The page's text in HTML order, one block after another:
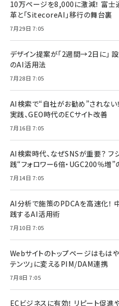
10万ページを8,000に激減！ 富士
革と「SitecoreAI」移行の舞台裏
7月29日 7:05
デザイン提案が「2週間→2日に」
のAI活用法
7月28日 7:05
AI検索で“自社がお勧め”されない
実践、GEO時代のECサイト改善
7月16日 7:05
AI検索時代、なぜSNSが重要？ フ
践“フォロワー6倍・UGC200％増”
7月14日 7:05
AI分析で施策のPDCAを高速化
践するAI活用術
7月10日 7:05
Webサイトのトップページはもは
テンツ」に変えるPIM/DAM連携
7月8日 7:05
ECビジネスに有効！ リピート促